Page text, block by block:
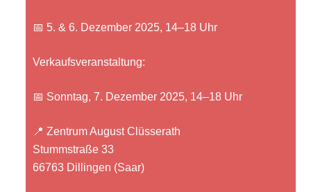
📅 5. & 6. Dezember 2025, 14–18 Uhr
Verkaufsveranstaltung:
📅 Sonntag, 7. Dezember 2025, 14–18 Uhr
📍 Zentrum August Clüsserath
Stummstraße 33
66763 Dillingen (Saar)